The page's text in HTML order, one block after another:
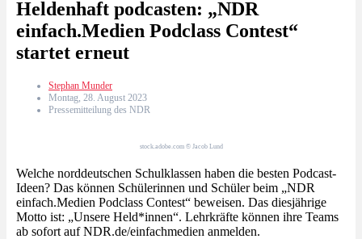
Heldenhaft podcasten: „NDR
einfach.Medien Podclass Contest“
startet erneut
Stephan Munder
Montag, 28. August 2023
Pressemitteilung des NDR
stock.adobe.com © Jacob Lund
Welche norddeutschen Schulklassen haben die besten Podcast-
Ideen? Das können Schülerinnen und Schüler beim „NDR
einfach.Medien Podclass Contest“ beweisen. Das diesjährige
Motto ist: „Unsere Held*innen“. Lehrkräfte können ihre Teams
ab sofort auf NDR.de/einfachmedien anmelden.